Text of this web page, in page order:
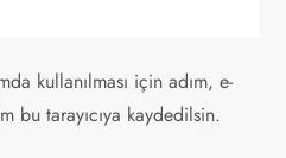
kullanılması için adım, e-
bu tarayıcıya kaydedilsin.